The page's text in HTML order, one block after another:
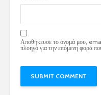
Αποθήκευσε το όνομά μου,
πλοηγό για την επόμενη φορά